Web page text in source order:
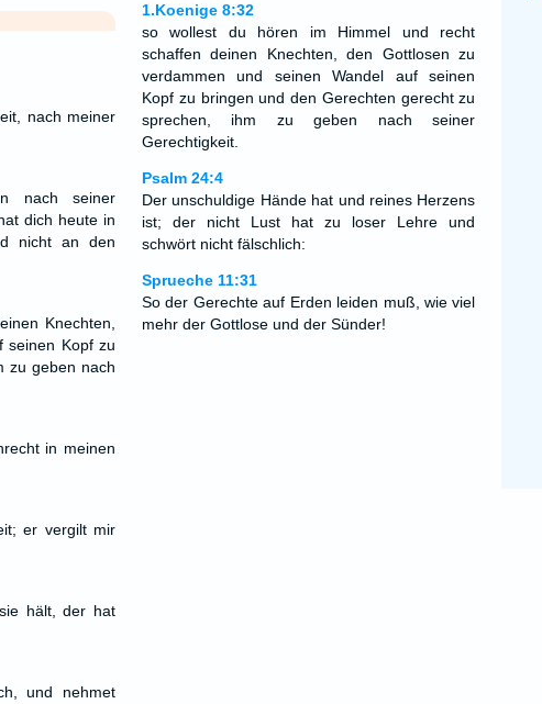
nach meiner
nach seiner
dich heute in
nicht an den
Knechten,
seinen Kopf zu
zu geben nach
in meinen
er vergilt mir
hält, der hat
und nehmet
1.Koenige 8:32
so wollest du hören im Himmel und recht
schaffen deinen Knechten, den Gottlosen zu
verdammen und seinen Wandel auf seinen
Kopf zu bringen und den Gerechten gerecht zu
sprechen, ihm zu geben nach seiner
Gerechtigkeit.
Psalm 24:4
Der unschuldige Hände hat und reines Herzens
ist; der nicht Lust hat zu loser Lehre und
schwört nicht fälschlich:
Sprueche 11:31
So der Gerechte auf Erden leiden muß, wie viel
mehr der Gottlose und der Sünder!